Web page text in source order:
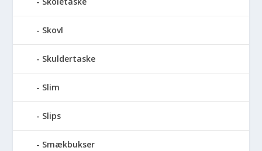
Skovl
Skuldertaske
Slim
Slips
Smækbukser